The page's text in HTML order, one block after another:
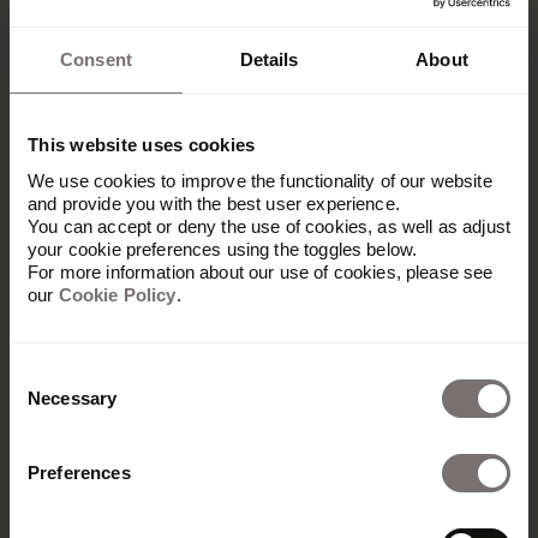
Consent Details About
This website uses cookies
We use cookies to improve the functionality of our website
and provide you with the best user experience.
You can accept or deny the use of cookies, as well as adjust
your cookie preferences using the toggles below.
For more information about our use of cookies, please see
our Cookie Policy.
Selection
Necessary
Preferences
Automatiser les processus de
marque
Les apps Frontify vous permettent d’automatiser
les tâches longues à exécuter : vos flux de travail
gagnent ainsi en fluidité et en fiabilité. Grâce à
l’automatisation, dès qu’un actif est importé dans
le DAM, la technologie OpenAI génère
automatiquement les tags pertinents ainsi qu’une
fastidieux.
assurant une cohérence dans la classification et